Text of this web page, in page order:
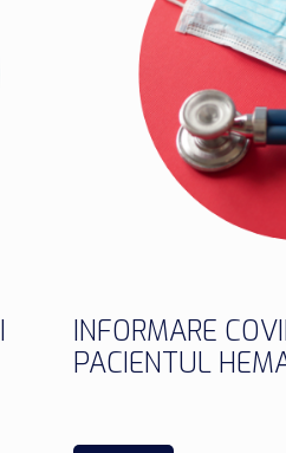
INFORMARE
PACIENTUL